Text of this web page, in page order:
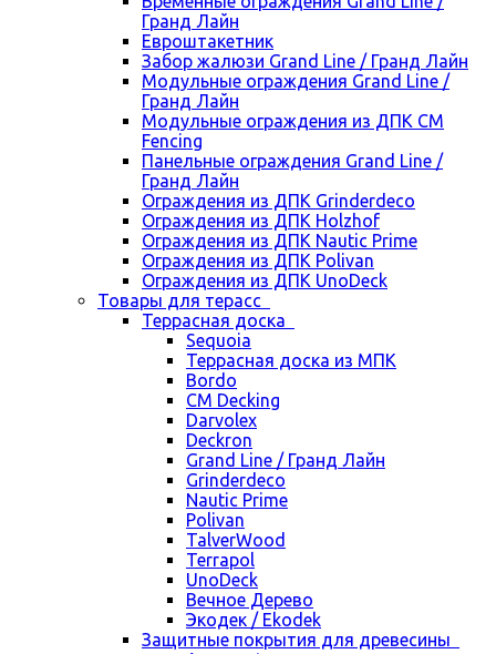
Гранд Лайн
Евроштакетник
Забор жалюзи Grand Line / Гранд Лайн
Модульные ограждения Grand Line /
Гранд Лайн
Модульные ограждения из ДПК CM
Fencing
Панельные ограждения Grand Line /
Гранд Лайн
Ограждения из ДПК Grinderdeco
Ограждения из ДПК Holzhof
Ограждения из ДПК Nautic Prime
Ограждения из ДПК Polivan
Ограждения из ДПК UnoDeck
Товары для терасс
Террасная доска
Sequoia
Террасная доска из МПК
Bordo
CM Decking
Darvolex
Deckron
Grand Line / Гранд Лайн
Grinderdeco
Nautic Prime
Polivan
TalverWood
Terrapol
UnoDeck
Вечное Дерево
Экодек / Ekodek
Защитные покрытия для древесины